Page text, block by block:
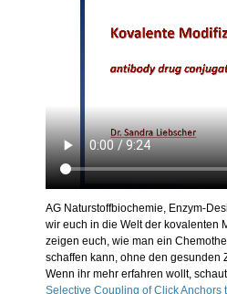
AG Naturstoffbiochemie, Enzym-
wir euch in die Welt der kovalenten
zeigen euch, wie man ein
schaffen kann, ohne den gesunden
Wenn ihr mehr erfahren wollt,
Selective Coupling of Click Anchors